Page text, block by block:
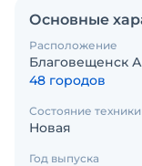
Основные
Расположение
Благовещенск
48 городов
Состояние техники
Новая
Год выпуска